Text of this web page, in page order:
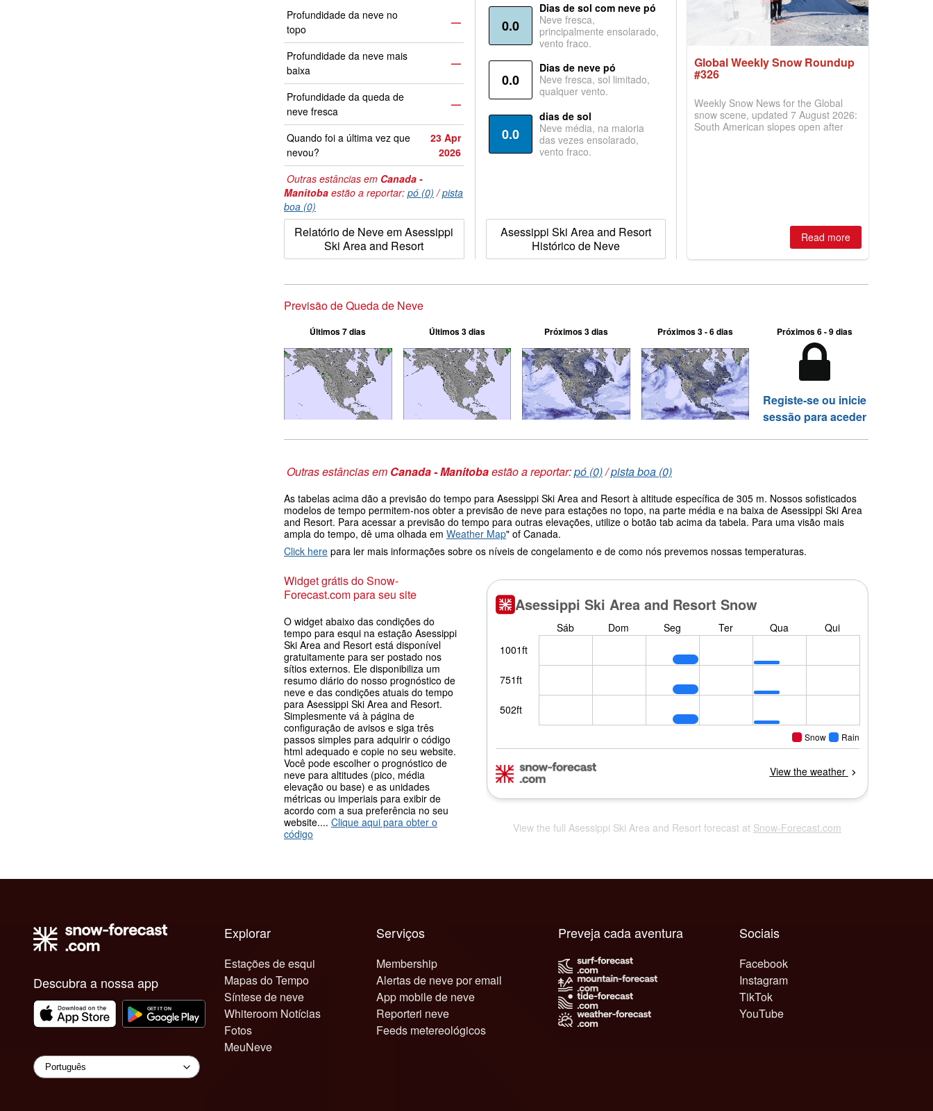
Profundidade da neve no
topo
—
Profundidade da neve mais
baixa
—
Profundidade da queda de
neve fresca
—
Quando foi a última vez que
nevou?
23 Apr
2026
Outras estâncias em Canada -
Manitoba estão a reportar: pó (0) /pista
boa (0)
Relatório de Neve em Asessippi
Ski Area and Resort
0.0
Dias de sol com neve pó
Neve fresca,
principalmente ensolarado,
vento fraco.
0.0
Dias de neve pó
Neve fresca, sol limitado,
qualquer vento.
0.0
dias de sol
Neve média, na maioria
das vezes ensolarado,
vento fraco.
Asessippi Ski Area and Resort
Histórico de Neve
Global Weekly Snow Roundup
#326
Weekly Snow News for the Global
snow scene, updated 7 August 2026:
South American slopes open after
Read more
Previsão de Queda de Neve
Últimos 7 dias Últimos 3 dias Próximos 3 dias Próximos 3 - 6 dias Próximos 6 - 9 dias
Registe-se ou inicie
sessão para aceder
Outras estâncias em Canada - Manitobaestão a reportar:pó (0)/pista boa (0)
As tabelas acima dão a previsão do tempo para Asessippi Ski Area and Resort à altitude específica de 305 m. Nossos sofisticados
modelos de tempo permitem-nos obter a previsão de neve para estações no topo, na parte média e na baixa de Asessippi Ski Area
and Resort. Para acessar a previsão do tempo para outras elevações, utilize o botão tab acima da tabela. Para uma visão mais
ampla do tempo, dê uma olhada em Weather Map" of Canada.
Click here para ler mais informações sobre os níveis de congelamento e de como nós prevemos nossas temperaturas.
Widget grátis do Snow-
Forecast.com para seu site
O widget abaixo das condições do
tempo para esqui na estação Asessippi
Ski Area and Resort está disponível
gratuitamente para ser postado nos
sítios externos. Ele disponibiliza um
resumo diário do nosso prognóstico de
neve e das condições atuais do tempo
para Asessippi Ski Area and Resort.
Simplesmente vá à página de
configuração de avisos e siga três
passos simples para adquirir o código
html adequado e copie no seu website.
Você pode escolher o prognóstico de
neve para altitudes (pico, média
elevação ou base) e as unidades
métricas ou imperiais para exibir de
acordo com a sua preferência no seu
website.... Clique aqui para obter o
código
View the full Asessippi Ski Area and Resort forecast at Snow-Forecast.com
Descubra a nossa app
Explorar
Estações de esqui
Mapas do Tempo
Síntese de neve
Whiteroom Notícias
Fotos
MeuNeve
Serviços
Membership
Alertas de neve por email
App mobile de neve
Reporteri neve
Feeds metereológicos
Sociais
Facebook
Instagram
TikTok
YouTube
Preveja cada aventura